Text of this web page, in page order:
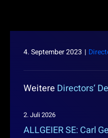
4. September 2023 |
Weitere Directors‘
2. Juli 2026
ALLGEIER SE: Carl